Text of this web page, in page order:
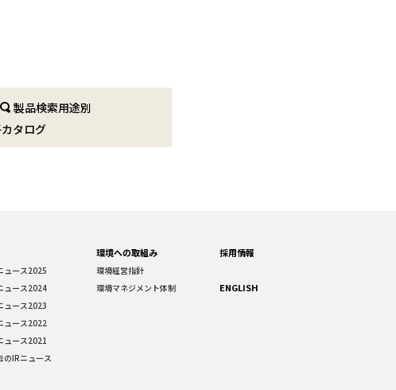
製品検索用途別
タログ
ュース2025
ュース2024
ュース2023
ュース2022
ュース2021
のIRニュース
環境への取組み
環境経営指針
環境マネジメント体制
採用情報
ENGLISH